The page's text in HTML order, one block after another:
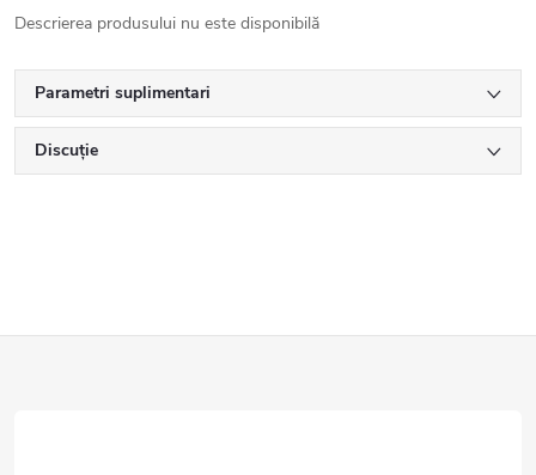
Descrierea produsului nu este disponibilă
Parametri suplimentari
Discuţie